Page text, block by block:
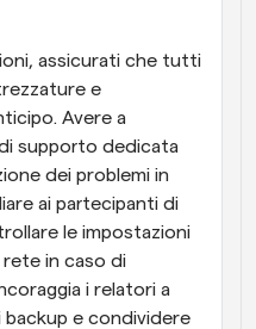
assicurati che tutti
e
Avere a
supporto dedicata
dei problemi in
ai partecipanti di
le impostazioni
in caso di
i relatori a
e condividere